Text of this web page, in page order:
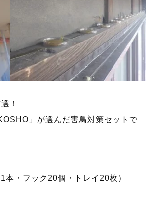
！
」が選んだ害鳥対策セットで
本・フック20個・トレイ20枚）